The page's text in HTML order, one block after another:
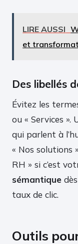
LIRE AUSSI
et
Des libellés
Évitez les
ou « Services
qui parlent à
« Nos solutions
RH » si c’est
sémantique
taux de clic.
Outils